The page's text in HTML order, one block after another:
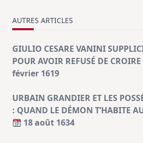
AUTRES ARTICLES
GIULIO CESARE VANINI
POUR AVOIR REFUSÉ DE
février 1619
URBAIN GRANDIER ET LES
: QUAND LE DÉMON T’HABITE
18 août 1634